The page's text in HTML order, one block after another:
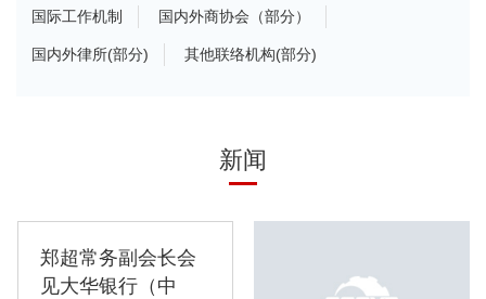
国际工作机制 国内外商协会（部分）
国内外律所(部分) 其他联络机构(部分)
新闻
郑超常务副会长会
见大华银行（中